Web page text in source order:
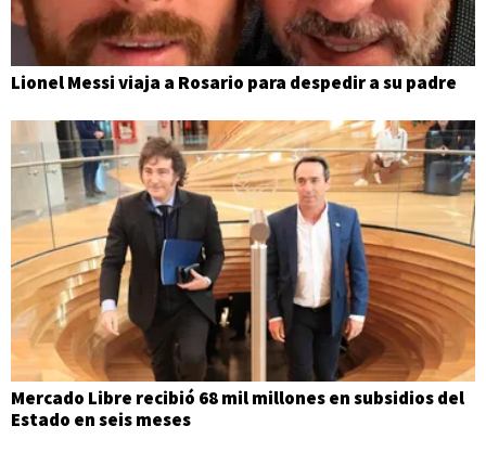
Lionel Messi viaja a Rosario para despedir a su padre
Mercado Libre recibió 68 mil millones en subsidios del
Estado en seis meses